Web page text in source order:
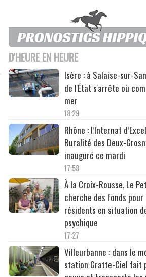
D'HEURE EN HEURE
Isère : à Salaise-sur-
de l'État s'arrête où
mer
18:29
Rhône : l’Internat
Ruralité des Deux-
inauguré ce mardi
17:58
À la Croix-Rousse, Le
cherche des fonds pour
résidents en situation
psychique
17:27
Villeurbanne : dans le
station Gratte-Ciel fait